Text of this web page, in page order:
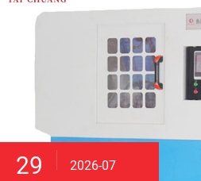
29 2026-07